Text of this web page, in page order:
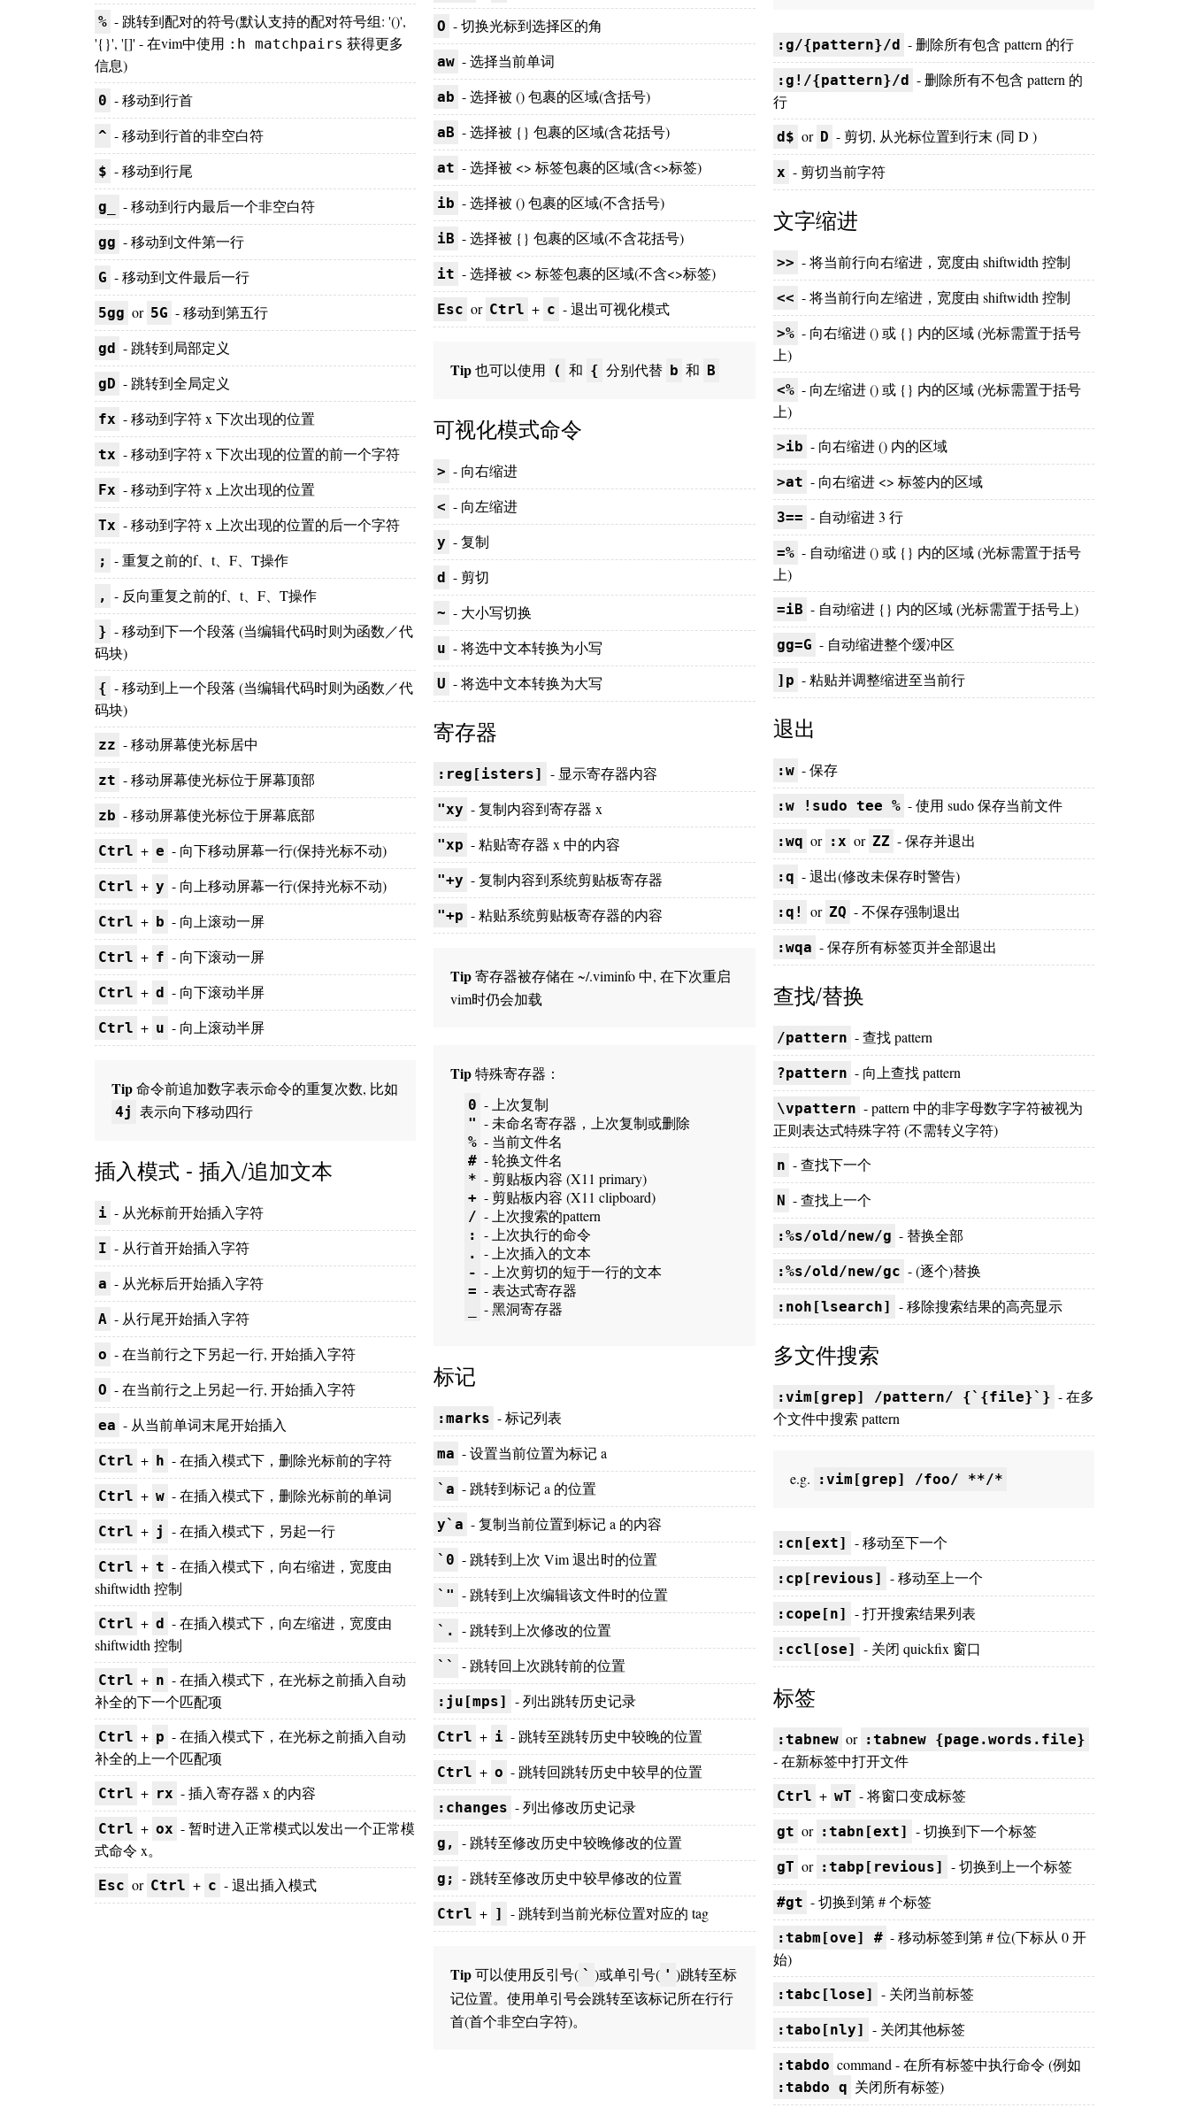
% - 跳转到配对的符号(默认支持的配对符号组: '()',
'{}', '[]' - 在vim中使用 :h matchpairs 获得更多
信息)
0 - 移动到行首
^ - 移动到行首的非空白符
$ - 移动到行尾
g_ - 移动到行内最后一个非空白符
gg - 移动到文件第一行
G - 移动到文件最后一行
5gg or 5G - 移动到第五行
gd - 跳转到局部定义
gD - 跳转到全局定义
fx - 移动到字符 x 下次出现的位置
tx - 移动到字符 x 下次出现的位置的前一个字符
Fx - 移动到字符 x 上次出现的位置
Tx - 移动到字符 x 上次出现的位置的后一个字符
; - 重复之前的f、t、F、T操作
, - 反向重复之前的f、t、F、T操作
} - 移动到下一个段落 (当编辑代码时则为函数／代
码块)
{ - 移动到上一个段落 (当编辑代码时则为函数／代
码块)
zz - 移动屏幕使光标居中
zt - 移动屏幕使光标位于屏幕顶部
zb - 移动屏幕使光标位于屏幕底部
Ctrl + e - 向下移动屏幕一行(保持光标不动)
Ctrl + y - 向上移动屏幕一行(保持光标不动)
Ctrl + b - 向上滚动一屏
Ctrl + f - 向下滚动一屏
Ctrl + d - 向下滚动半屏
Ctrl + u - 向上滚动半屏
Tip命令前追加数字表示命令的重复次数, 比如
4j 表示向下移动四行
插入模式 - 插入/追加文本
i - 从光标前开始插入字符
I - 从行首开始插入字符
a - 从光标后开始插入字符
A - 从行尾开始插入字符
o - 在当前行之下另起一行, 开始插入字符
O - 在当前行之上另起一行, 开始插入字符
ea - 从当前单词末尾开始插入
Ctrl + h - 在插入模式下，删除光标前的字符
Ctrl + w - 在插入模式下，删除光标前的单词
Ctrl + j - 在插入模式下，另起一行
Ctrl + t - 在插入模式下，向右缩进，宽度由
shiftwidth 控制
Ctrl + d - 在插入模式下，向左缩进，宽度由
shiftwidth 控制
Ctrl + n - 在插入模式下，在光标之前插入自动
补全的下一个匹配项
Ctrl + p - 在插入模式下，在光标之前插入自动
补全的上一个匹配项
Ctrl + rx - 插入寄存器 x 的内容
Ctrl + ox - 暂时进入正常模式以发出一个正常模
式命令 x。
Esc or Ctrl + c - 退出插入模式
O - 切换光标到选择区的角
aw - 选择当前单词
ab - 选择被 () 包裹的区域(含括号)
aB - 选择被 {} 包裹的区域(含花括号)
at - 选择被 <> 标签包裹的区域(含<>标签)
ib - 选择被 () 包裹的区域(不含括号)
iB - 选择被 {} 包裹的区域(不含花括号)
it - 选择被 <> 标签包裹的区域(不含<>标签)
Esc or Ctrl + c - 退出可视化模式
Tip也可以使用 ( 和 { 分别代替 b 和 B
可视化模式命令
> - 向右缩进
< - 向左缩进
y - 复制
d - 剪切
~ - 大小写切换
u - 将选中文本转换为小写
U - 将选中文本转换为大写
寄存器
:reg[isters] - 显示寄存器内容
"xy - 复制内容到寄存器 x
"xp - 粘贴寄存器 x 中的内容
"+y - 复制内容到系统剪贴板寄存器
"+p - 粘贴系统剪贴板寄存器的内容
Tip寄存器被存储在 ~/.viminfo 中, 在下次重启
vim时仍会加载
Tip特殊寄存器：
0 - 上次复制
" - 未命名寄存器，上次复制或删除
% - 当前文件名
# - 轮换文件名
* - 剪贴板内容 (X11 primary)
+ - 剪贴板内容 (X11 clipboard)
/ - 上次搜索的pattern
: - 上次执行的命令
. - 上次插入的文本
- - 上次剪切的短于一行的文本
= - 表达式寄存器
- 黑洞寄存器
标记
:marks - 标记列表
ma - 设置当前位置为标记 a
`a - 跳转到标记 a 的位置
y`a - 复制当前位置到标记 a 的内容
`0 - 跳转到上次 Vim 退出时的位置
`" - 跳转到上次编辑该文件时的位置
`. - 跳转到上次修改的位置
`` - 跳转回上次跳转前的位置
:ju[mps] - 列出跳转历史记录
Ctrl + i - 跳转至跳转历史中较晚的位置
Ctrl + o - 跳转回跳转历史中较早的位置
:changes - 列出修改历史记录
g, - 跳转至修改历史中较晚修改的位置
g; - 跳转至修改历史中较早修改的位置
Ctrl + ] - 跳转到当前光标位置对应的 tag
Tip可以使用反引号( ` )或单引号( ' )跳转至标
记位置。使用单引号会跳转至该标记所在行行
首(首个非空白字符)。
:g/{pattern}/d - 删除所有包含 pattern 的行
:g!/{pattern}/d - 删除所有不包含 pattern 的
行
d$ or D - 剪切, 从光标位置到行末 (同 D )
x - 剪切当前字符
文字缩进
>> - 将当前行向右缩进，宽度由 shiftwidth 控制
<< - 将当前行向左缩进，宽度由 shiftwidth 控制
>% - 向右缩进 () 或 {} 内的区域 (光标需置于括号
上)
<% - 向左缩进 () 或 {} 内的区域 (光标需置于括号
上)
>ib - 向右缩进 () 内的区域
>at - 向右缩进 <> 标签内的区域
3== - 自动缩进 3 行
=% - 自动缩进 () 或 {} 内的区域 (光标需置于括号
上)
=iB - 自动缩进 {} 内的区域 (光标需置于括号上)
gg=G - 自动缩进整个缓冲区
]p - 粘贴并调整缩进至当前行
退出
:w - 保存
:w !sudo tee % - 使用 sudo 保存当前文件
:wq or :x or ZZ - 保存并退出
:q - 退出(修改未保存时警告)
:q! or ZQ - 不保存强制退出
:wqa - 保存所有标签页并全部退出
查找/替换
/pattern - 查找 pattern
?pattern - 向上查找 pattern
\vpattern - pattern 中的非字母数字字符被视为
正则表达式特殊字符 (不需转义字符)
n - 查找下一个
N - 查找上一个
:%s/old/new/g - 替换全部
:%s/old/new/gc - (逐个)替换
:noh[lsearch] - 移除搜索结果的高亮显示
多文件搜索
:vim[grep] /pattern/ {`{file}`} - 在多
个文件中搜索 pattern
e.g. :vim[grep] /foo/ **/*
:cn[ext] - 移动至下一个
:cp[revious] - 移动至上一个
:cope[n] - 打开搜索结果列表
:ccl[ose] - 关闭 quickfix 窗口
标签
:tabnew or :tabnew {page.words.file}
- 在新标签中打开文件
Ctrl + wT - 将窗口变成标签
gt or :tabn[ext] - 切换到下一个标签
gT or :tabp[revious] - 切换到上一个标签
#gt - 切换到第 # 个标签
:tabm[ove] # - 移动标签到第 # 位(下标从 0 开
始)
:tabc[lose] - 关闭当前标签
:tabo[nly] - 关闭其他标签
:tabdo command - 在所有标签中执行命令 (例如
:tabdo q 关闭所有标签)